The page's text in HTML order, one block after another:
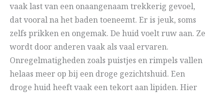
vaak last van een onaangenaam trekkerig gevoel,
dat vooral na het baden toeneemt. Er is jeuk, soms
zelfs prikken en ongemak. De huid voelt ruw aan. Ze
wordt door anderen vaak als vaal ervaren.
Onregelmatigheden zoals puistjes en rimpels vallen
helaas meer op bij een droge gezichtshuid. Een
droge huid heeft vaak een tekort aan lipiden. Hier